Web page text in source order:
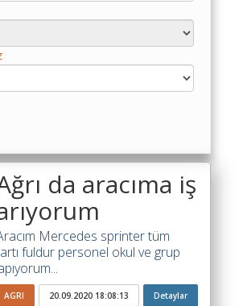
da aracıma iş
Mercedes sprinter tüm
fuldur personel okul ve grup
AGRI 20.09.2020 18:08:13 Detaylar